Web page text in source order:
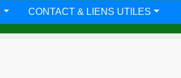
CONTACT & LIENS UTILES